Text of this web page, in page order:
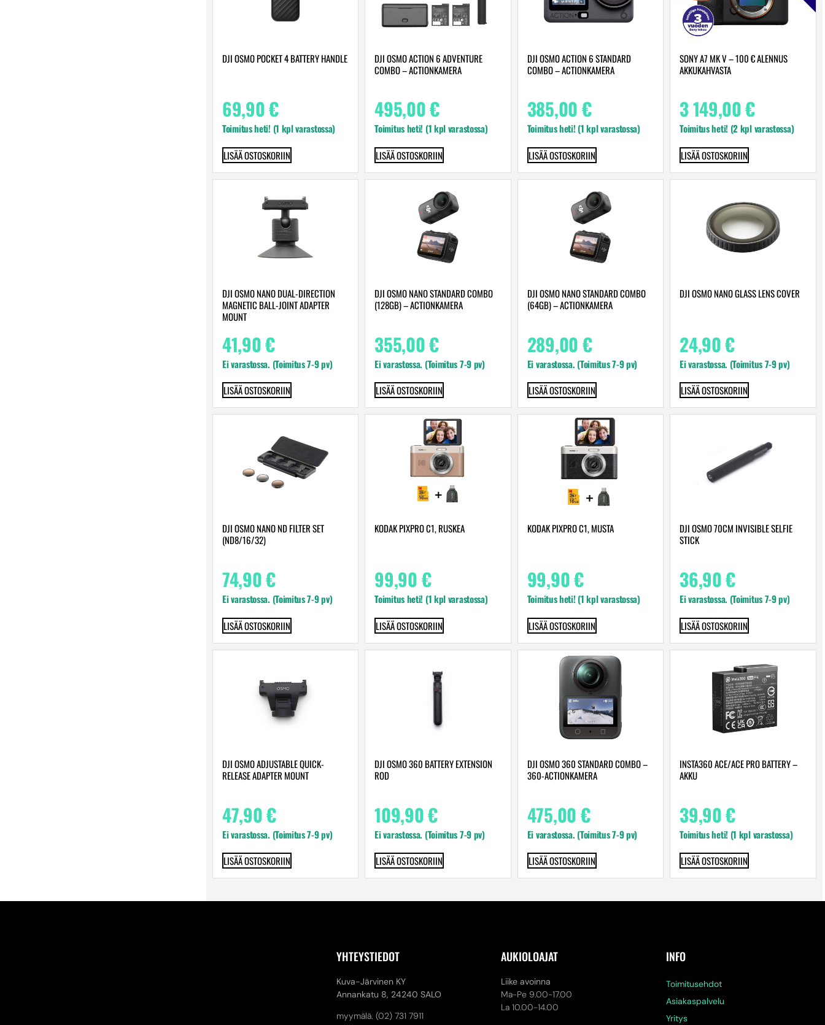
DJI OSMO POCKET 4 BATTERY HANDLE
69,90€
Toimitus heti! (1 kpl varastossa)
LISÄÄ OSTOSKORIIN
DJI OSMO ACTION 6 ADVENTURE
COMBO – ACTIONKAMERA
495,00€
Toimitus heti! (1 kpl varastossa)
LISÄÄ OSTOSKORIIN
DJI OSMO ACTION 6 STANDARD
COMBO – ACTIONKAMERA
385,00€
Toimitus heti! (1 kpl varastossa)
LISÄÄ OSTOSKORIIN
SONY A7 MK V – 100 € ALENNUS
AKKUKAHVASTA
3 149,00€
Toimitus heti! (2 kpl varastossa)
LISÄÄ OSTOSKORIIN
DJI OSMO NANO DUAL-DIRECTION
MAGNETIC BALL-JOINT ADAPTER
MOUNT
41,90€
Ei varastossa. (Toimitus 7-9 pv)
LISÄÄ OSTOSKORIIN
DJI OSMO NANO STANDARD COMBO
(128GB) – ACTIONKAMERA
355,00€
Ei varastossa. (Toimitus 7-9 pv)
LISÄÄ OSTOSKORIIN
DJI OSMO NANO STANDARD COMBO
(64GB) – ACTIONKAMERA
289,00€
Ei varastossa. (Toimitus 7-9 pv)
LISÄÄ OSTOSKORIIN
DJI OSMO NANO GLASS LENS COVER
24,90€
Ei varastossa. (Toimitus 7-9 pv)
LISÄÄ OSTOSKORIIN
DJI OSMO NANO ND FILTER SET
(ND8/16/32)
74,90€
Ei varastossa. (Toimitus 7-9 pv)
LISÄÄ OSTOSKORIIN
KODAK PIXPRO C1, RUSKEA
99,90€
Toimitus heti! (1 kpl varastossa)
LISÄÄ OSTOSKORIIN
KODAK PIXPRO C1, MUSTA
99,90€
Toimitus heti! (1 kpl varastossa)
LISÄÄ OSTOSKORIIN
DJI OSMO 70CM INVISIBLE SELFIE
STICK
36,90€
Ei varastossa. (Toimitus 7-9 pv)
LISÄÄ OSTOSKORIIN
DJI OSMO ADJUSTABLE QUICK-
RELEASE ADAPTER MOUNT
47,90€
Ei varastossa. (Toimitus 7-9 pv)
LISÄÄ OSTOSKORIIN
DJI OSMO 360 BATTERY EXTENSION
ROD
109,90€
Ei varastossa. (Toimitus 7-9 pv)
LISÄÄ OSTOSKORIIN
DJI OSMO 360 STANDARD COMBO –
360-ACTIONKAMERA
475,00€
Ei varastossa. (Toimitus 7-9 pv)
LISÄÄ OSTOSKORIIN
INSTA360 ACE/ACE PRO BATTERY –
AKKU
39,90€
Toimitus heti! (1 kpl varastossa)
LISÄÄ OSTOSKORIIN
YHTEYSTIEDOT
Kuva-Järvinen KY
Annankatu 8, 24240 SALO
myymälä. (02) 731 7911
AUKIOLOAJAT
Liike avoinna
Ma-Pe 9.00-17.00
La 10.00-14.00
INFO
Toimitusehdot
Asiakaspalvelu
Yritys